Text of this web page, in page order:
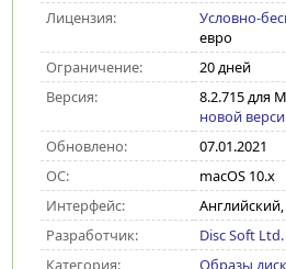
Лицензия:
Условно-
евро
Ограничение:
20 дней
Версия:
8.2.715 для
новой
Обновлено:
07.01.2021
ОС:
macOS 10.x
Интерфейс:
Разработчик:
Disc Soft Ltd.
Категория:
Образы